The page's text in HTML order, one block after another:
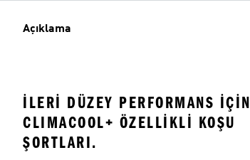
Açıklama
İLERI DÜZEY PERFORMANS IÇIN
CLIMACOOL+ ÖZELLIKLI KOŞU
ŞORTLARI.